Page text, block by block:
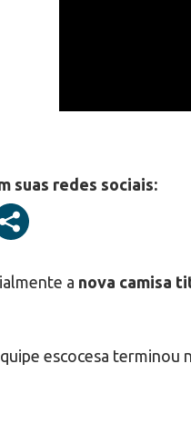
suas redes sociais:
a nova camisa
escocesa terminou